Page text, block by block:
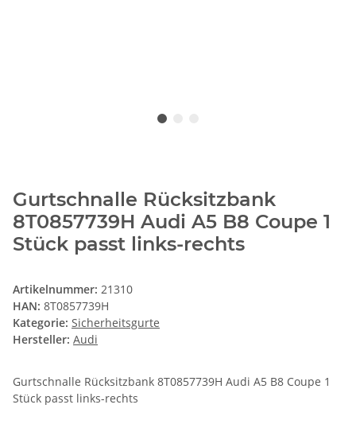
Gurtschnalle Rücksitzbank
8T0857739H Audi A5 B8 Coupe 1
Stück passt links-rechts
Artikelnummer: 21310
HAN: 8T0857739H
Kategorie: Sicherheitsgurte
Hersteller: Audi
Gurtschnalle Rücksitzbank 8T0857739H Audi A5 B8 Coupe 1
Stück passt links-rechts